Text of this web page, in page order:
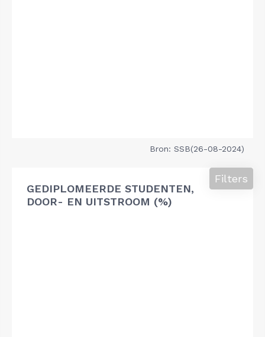
Bron: SSB(26-08-2024)
GEDIPLOMEERDE STUDENTEN,
DOOR- EN UITSTROOM (%)
Filters